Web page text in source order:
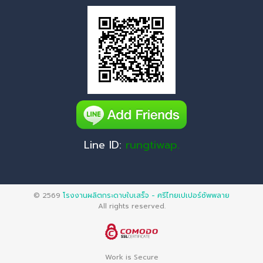
Line ID: rungtiwap.
© 2569 โรงงานผลิตกระดาษใบเสร็จ - ศรีไทยเปเปอร์ซัพพลาย
All rights reserved.
Work is Secure